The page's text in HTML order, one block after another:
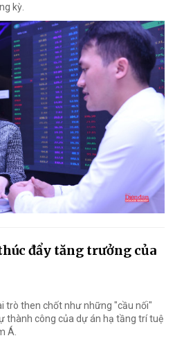
kỳ.
đẩy tăng trưởng của
trò then chốt như những "cầu nối"
thành công của dự án hạ tầng trí tuệ
Á.